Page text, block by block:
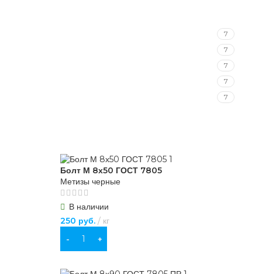
7
7
7
7
7
Болт М 8х50 ГОСТ 7805
Метизы черные
В наличии
250 руб. кг
В КОРЗИНУ